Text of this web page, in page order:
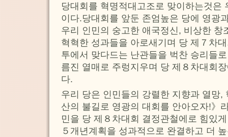
당대회를 혁명적대고조로 맞이하는것은
이다.당대회를 앞둔 존엄높은 당에 영광
우리 인민의 숭고한 애국정신, 비상한 창
혁혁한 성과들을 아로새기며 당 제７차
투에서 맞다드는 난관들을 벅찬 승리들
름진 열매로 주렁지우며 당 제８차대회
다.
우리 당은 인민들의 강렬한 지향과 열망,
산의 불길로 영광의 대회를 안아오자!》
민을 당 제８차대회 결정관철에로 힘있
５개년계획을 성과적으로 완결하고 더